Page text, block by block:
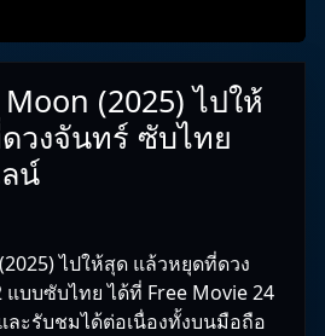
(2025) ไปให้
วงจันทร์ ซับไทย
น์
ไปให้สุด แล้วหยุดที่ดวง
แบบซับไทย ได้ที่ Free Movie 24
ละรับชมได้ต่อเนื่องทั้งบนมือถือ